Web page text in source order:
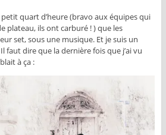
petit quart d’heure (bravo aux équipes qui
plateau, ils ont carburé ! ) que les
set, sous une musique. Et je suis un
faut dire que la dernière fois que j’ai vu
à ça :